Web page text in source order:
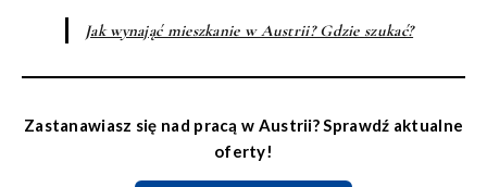
Jak wynająć mieszkanie w Austrii? Gdzie szukać?
Zastanawiasz się nad pracą w Austrii? Sprawdź aktualne
oferty!